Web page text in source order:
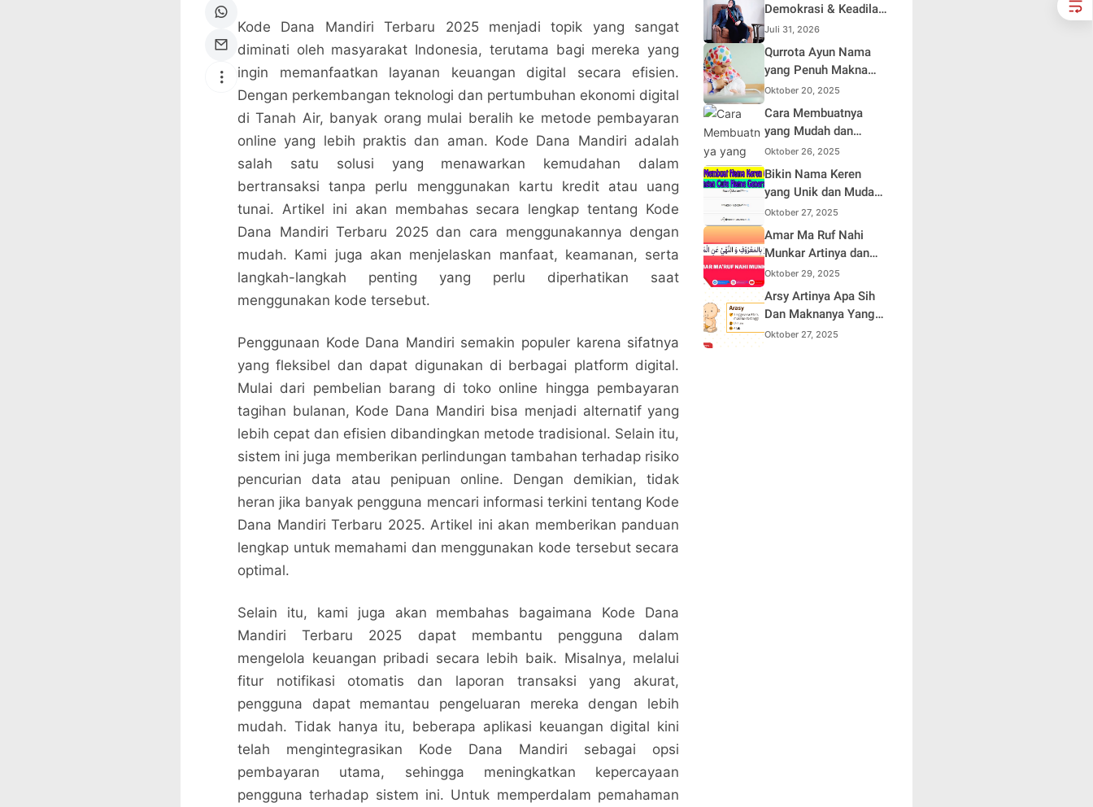
Nalarrakyat.com - Media Kritis
Bagikan ke media lain
Kode Dana Mandiri Terbaru 2025 menjadi topik yang sangat
diminati oleh masyarakat Indonesia, terutama bagi mereka yang
ingin memanfaatkan layanan keuangan digital secara efisien.
Dengan perkembangan teknologi dan pertumbuhan ekonomi digital
di Tanah Air, banyak orang mulai beralih ke metode pembayaran
online yang lebih praktis dan aman. Kode Dana Mandiri adalah
salah satu solusi yang menawarkan kemudahan dalam
bertransaksi tanpa perlu menggunakan kartu kredit atau uang
tunai. Artikel ini akan membahas secara lengkap tentang Kode
Dana Mandiri Terbaru 2025 dan cara menggunakannya dengan
mudah. Kami juga akan menjelaskan manfaat, keamanan, serta
langkah-langkah penting yang perlu diperhatikan saat
menggunakan kode tersebut.
Penggunaan Kode Dana Mandiri semakin populer karena sifatnya
yang fleksibel dan dapat digunakan di berbagai platform digital.
Mulai dari pembelian barang di toko online hingga pembayaran
tagihan bulanan, Kode Dana Mandiri bisa menjadi alternatif yang
lebih cepat dan efisien dibandingkan metode tradisional. Selain itu,
sistem ini juga memberikan perlindungan tambahan terhadap risiko
pencurian data atau penipuan online. Dengan demikian, tidak
heran jika banyak pengguna mencari informasi terkini tentang Kode
Dana Mandiri Terbaru 2025. Artikel ini akan memberikan panduan
lengkap untuk memahami dan menggunakan kode tersebut secara
optimal.
Selain itu, kami juga akan membahas bagaimana Kode Dana
Mandiri Terbaru 2025 dapat membantu pengguna dalam
mengelola keuangan pribadi secara lebih baik. Misalnya, melalui
fitur notifikasi otomatis dan laporan transaksi yang akurat,
pengguna dapat memantau pengeluaran mereka dengan lebih
mudah. Tidak hanya itu, beberapa aplikasi keuangan digital kini
telah mengintegrasikan Kode Dana Mandiri sebagai opsi
pembayaran utama, sehingga meningkatkan kepercayaan
pengguna terhadap sistem ini. Untuk memperdalam pemahaman
Nalarrakyat.com - Media Kritis
Bagikan ke media lain
Demokrasi & Keadilan
Sosial: Adv. Fara
Fariha Rodliyana
Soroti Distorsi
Simpati Publik dan
Aksi Main Hakim
Sendiri
Juli 31, 2026
Qurrota Ayun Nama
yang Penuh Makna
dalam Kehidupan
Muslim Indonesia
Oktober 20, 2025
Cara Membuatnya
yang Mudah dan
Efisien untuk Pemula
Oktober 26, 2025
Bikin Nama Keren
yang Unik dan Mudah
Dihafal
Oktober 27, 2025
Amar Ma Ruf Nahi
Munkar Artinya dan
Maknanya dalam
Islam
Oktober 29, 2025
Arsy Artinya Apa Sih
Dan Maknanya Yang
Mendalam
Oktober 27, 2025